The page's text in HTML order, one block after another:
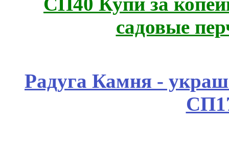
садовые
Радуга Камня -